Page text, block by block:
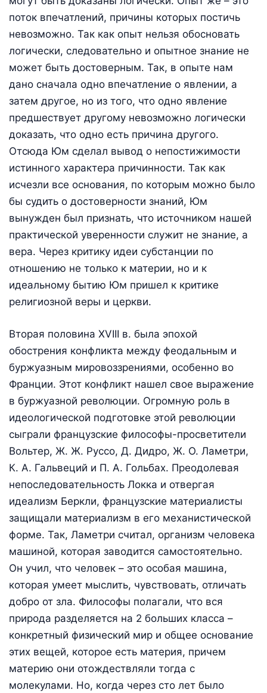
поток впечатлений, причины которых постичь
невозможно. Так как опыт нельзя обосновать
логически, следовательно и опытное знание не
может быть достоверным. Так, в опыте нам
дано сначала одно впечатление о явлении, а
затем другое, но из того, что одно явление
предшествует другому невозможно логически
доказать, что одно есть причина другого.
Отсюда Юм сделал вывод о непостижимости
истинного характера причинности. Так как
исчезли все основания, по которым можно было
бы судить о достоверности знаний, Юм
вынужден был признать, что источником нашей
практической уверенности служит не знание, а
вера. Через критику идеи субстанции по
отношению не только к материи, но и к
идеальному бытию Юм пришел к критике
религиозной веры и церкви.
Вторая половина XVIII в. была эпохой
обострения конфликта между феодальным и
буржуазным мировоззрениями, особенно во
Франции. Этот конфликт нашел свое выражение
в буржуазной революции. Огромную роль в
идеологической подготовке этой революции
сыграли французские философы-просветители
Вольтер, Ж. Ж. Руссо, Д. Дидро, Ж. О. Ламетри,
К. А. Гальвеций и П. А. Гольбах. Преодолевая
непоследовательность Локка и отвергая
идеализм Беркли, французские материалисты
защищали материализм в его механистической
форме. Так, Ламетри считал, организм человека
машиной, которая заводится самостоятельно.
Он учил, что человек – это особая машина,
которая умеет мыслить, чувствовать, отличать
добро от зла. Философы полагали, что вся
природа разделяется на 2 больших класса –
конкретный физический мир и общее основание
этих вещей, которое есть материя, причем
материю они отождествляли тогда с
молекулами. Но, когда через сто лет было